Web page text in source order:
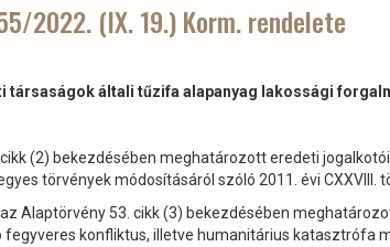
2022. (IX. 19.) Korm. rendelete
társaságok általi tűzifa alapanyag lakossági
(2) bekezdésében meghatározott eredeti
törvények módosításáról szóló 2011. évi CXXVIII.
Alaptörvény 53. cikk (3) bekezdésében
konfliktus, illetve humanitárius katasztrófa